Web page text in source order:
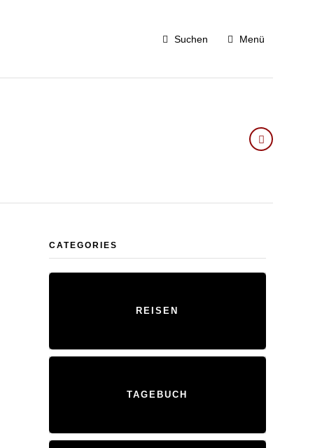
Suchen Menü
CATEGORIES
REISEN
TAGEBUCH